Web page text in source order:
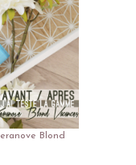
Blond